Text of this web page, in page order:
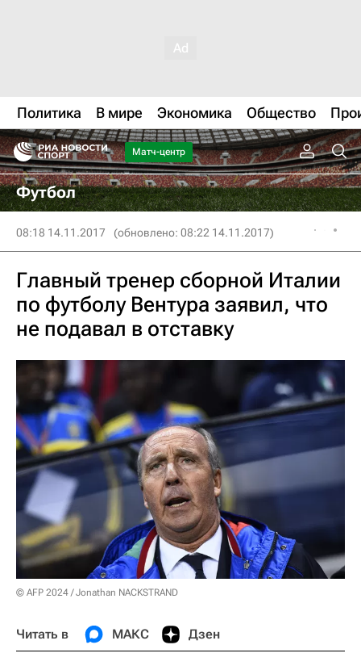
Политика В мире Экономика Общество
Матч-центр
Футбол
08:18 14.11.2017 (обновлено: 08:22 14.11.2017)
Главный тренер сборной Италии
по футболу Вентура заявил, что
не подавал в отставку
© AFP 2024 / Jonathan NACKSTRAND
Читать в МАКС Дзен